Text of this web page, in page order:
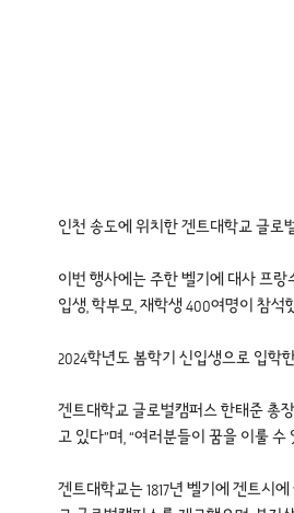
인천 송도에 위치한 겐트대학교 글로
이번 행사에는 주한 벨기에 대사 프
입생, 학부모, 재학생 400여명이 참석
2024학년도 봄학기 신입생으로 입학
겐트대학교 글로벌캠퍼스 한태준 총
고 있다”며, “여러분들이 꿈을 이룰
겐트대학교는 1817년 벨기에 겐트시